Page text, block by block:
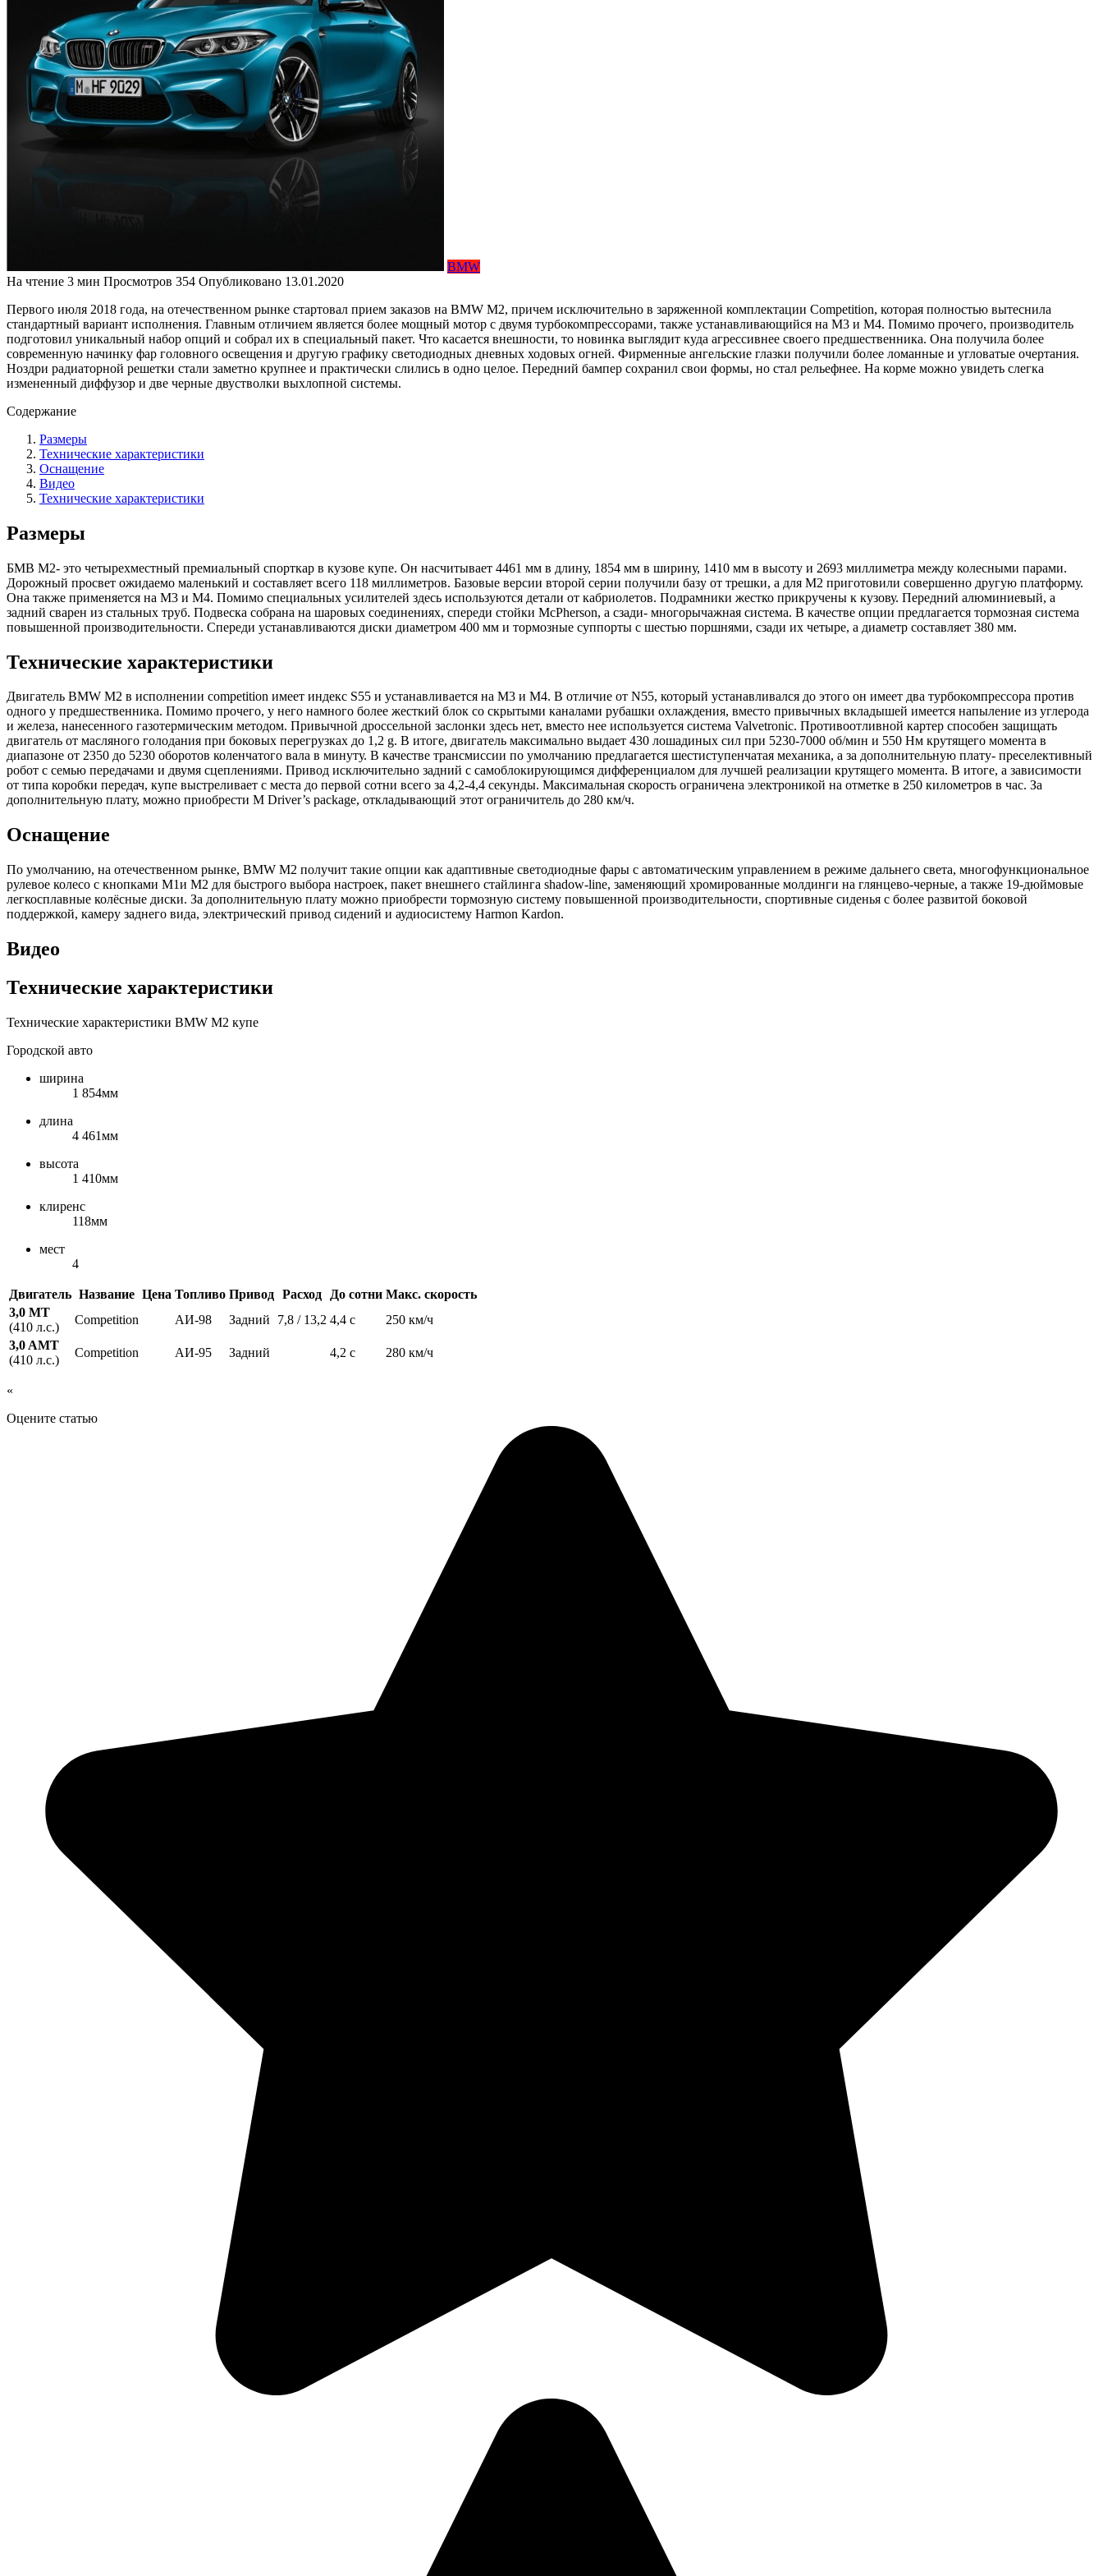
BMW
На чтение 3 мин Просмотров 354 Опубликовано 13.01.2020
Первого июля 2018 года, на отечественном рынке стартовал прием заказов на BMW M2, причем исключительно в заряженной комплектации Competition, которая полностью вытеснила
стандартный вариант исполнения. Главным отличием является более мощный мотор с двумя турбокомпрессорами, также устанавливающийся на M3 и M4. Помимо прочего, производитель
подготовил уникальный набор опций и собрал их в специальный пакет. Что касается внешности, то новинка выглядит куда агрессивнее своего предшественника. Она получила более
современную начинку фар головного освещения и другую графику светодиодных дневных ходовых огней. Фирменные ангельские глазки получили более ломанные и угловатые очертания.
Ноздри радиаторной решетки стали заметно крупнее и практически слились в одно целое. Передний бампер сохранил свои формы, но стал рельефнее. На корме можно увидеть слегка
измененный диффузор и две черные двустволки выхлопной системы.
Содержание
Размеры
Технические характеристики
Оснащение
Видео
Технические характеристики
Размеры
БМВ М2- это четырехместный премиальный спорткар в кузове купе. Он насчитывает 4461 мм в длину, 1854 мм в ширину, 1410 мм в высоту и 2693 миллиметра между колесными парами.
Дорожный просвет ожидаемо маленький и составляет всего 118 миллиметров. Базовые версии второй серии получили базу от трешки, а для M2 приготовили совершенно другую платформу.
Она также применяется на M3 и M4. Помимо специальных усилителей здесь используются детали от кабриолетов. Подрамники жестко прикручены к кузову. Передний алюминиевый, а
задний сварен из стальных труб. Подвеска собрана на шаровых соединениях, спереди стойки McPherson, а сзади- многорычажная система. В качестве опции предлагается тормозная система
повышенной производительности. Спереди устанавливаются диски диаметром 400 мм и тормозные суппорты с шестью поршнями, сзади их четыре, а диаметр составляет 380 мм.
Технические характеристики
Двигатель BMW M2 в исполнении competition имеет индекс S55 и устанавливается на M3 и M4. В отличие от N55, который устанавливался до этого он имеет два турбокомпрессора против
одного у предшественника. Помимо прочего, у него намного более жесткий блок со скрытыми каналами рубашки охлаждения, вместо привычных вкладышей имеется напыление из углерода
и железа, нанесенного газотермическим методом. Привычной дроссельной заслонки здесь нет, вместо нее используется система Valvetronic. Противоотливной картер способен защищать
двигатель от масляного голодания при боковых перегрузках до 1,2 g. В итоге, двигатель максимально выдает 430 лошадиных сил при 5230-7000 об/мин и 550 Нм крутящего момента в
диапазоне от 2350 до 5230 оборотов коленчатого вала в минуту. В качестве трансмиссии по умолчанию предлагается шестиступенчатая механика, а за дополнительную плату- преселективный
робот с семью передачами и двумя сцеплениями. Привод исключительно задний с самоблокирующимся дифференциалом для лучшей реализации крутящего момента. В итоге, а зависимости
от типа коробки передач, купе выстреливает с места до первой сотни всего за 4,2-4,4 секунды. Максимальная скорость ограничена электроникой на отметке в 250 километров в час. За
дополнительную плату, можно приобрести M Driver’s package, откладывающий этот ограничитель до 280 км/ч.
Оснащение
По умолчанию, на отечественном рынке, BMW M2 получит такие опции как адаптивные светодиодные фары с автоматическим управлением в режиме дальнего света, многофункциональное
рулевое колесо с кнопками M1и M2 для быстрого выбора настроек, пакет внешнего стайлинга shadow-line, заменяющий хромированные молдинги на глянцево-черные, а также 19-дюймовые
легкосплавные колёсные диски. За дополнительную плату можно приобрести тормозную систему повышенной производительности, спортивные сиденья с более развитой боковой
поддержкой, камеру заднего вида, электрический привод сидений и аудиосистему Harmon Kardon.
Видео
Технические характеристики
Технические характеристики BMW M2 купе
Городской авто
ширина
1 854мм
длина
4 461мм
высота
1 410мм
клиренс
118мм
мест
4
Двигатель Название Цена Топливо Привод Расход До сотни Макс. скорость
3,0 MT
(410 л.с.)
Competition АИ-98 Задний 7,8 / 13,2 4,4 с
250 км/ч
3,0 AMT
(410 л.с.)
Competition АИ-95 Задний 4,2 с 280 км/ч
«
Оцените статью